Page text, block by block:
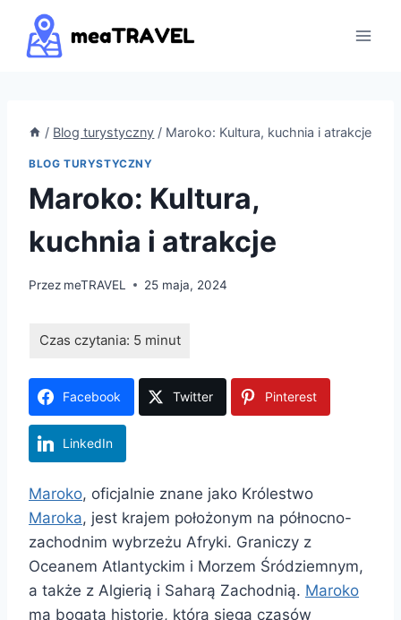
Przejdź
treści
/ Blog turystyczny / Maroko: Kultura, kuchnia i atrakcje
BLOG TURYSTYCZNY
Maroko: Kultura,
kuchnia i atrakcje
Przez meTRAVEL 25 maja, 2024
Facebook Twitter Pinterest
LinkedIn
Maroko, oficjalnie znane jako Królestwo
Maroka, jest krajem położonym na północno-
zachodnim wybrzeżu Afryki. Graniczy z
Oceanem Atlantyckim i Morzem Śródziemnym,
a także z Algierią i Saharą Zachodnią. Maroko
ma bogatą historię, która sięga czasów